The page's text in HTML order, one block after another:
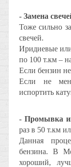
- Замена
Тоже сильно
свечей.
Иридиевые
по 100 т.км –
Если бензин
Если не
испортить
- Промывка
раз в 50 т.км
Данная
бензина. В
хороший,